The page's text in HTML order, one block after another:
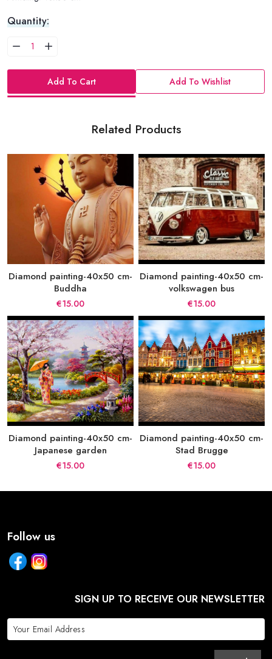
Quantity:
Add To Cart Add To Wishlist
Related Products
Diamond painting-40x50 cm-
Buddha
€15.00
Diamond painting-40x50 cm-
volkswagen bus
€15.00
Diamond painting-40x50 cm-
Japanese garden
€15.00
Diamond painting-40x50 cm-
Stad Brugge
€15.00
Follow us
SIGN UP TO RECEIVE OUR NEWSLETTER